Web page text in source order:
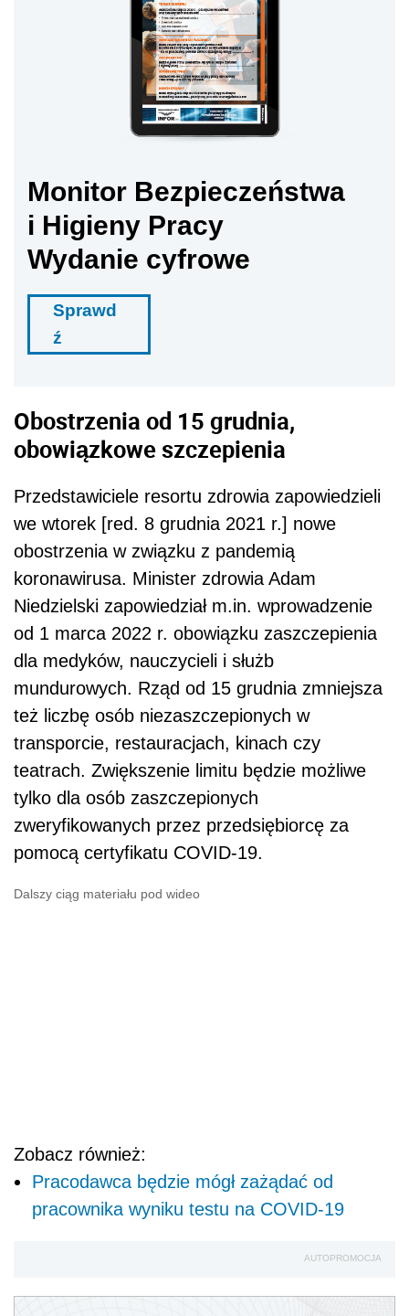
Monitor Bezpieczeństwa
i Higieny Pracy
Wydanie cyfrowe
Sprawd
ź
Obostrzenia od 15 grudnia,
obowiązkowe szczepienia
Przedstawiciele resortu zdrowia zapowiedzieli
we wtorek [red. 8 grudnia 2021 r.] nowe
obostrzenia w związku z pandemią
koronawirusa. Minister zdrowia Adam
Niedzielski zapowiedział m.in. wprowadzenie
od 1 marca 2022 r. obowiązku zaszczepienia
dla medyków, nauczycieli i służb
mundurowych. Rząd od 15 grudnia zmniejsza
też liczbę osób niezaszczepionych w
transporcie, restauracjach, kinach czy
teatrach. Zwiększenie limitu będzie możliwe
tylko dla osób zaszczepionych
zweryfikowanych przez przedsiębiorcę za
pomocą certyfikatu COVID-19.
Dalszy ciąg materiału pod wideo
Zobacz również:
Pracodawca będzie mógł zażądać od
pracownika wyniku testu na COVID-19
AUTOPROMOCJA